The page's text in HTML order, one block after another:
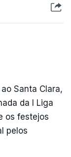
Santa Clara,
da I Liga
os festejos
pelos